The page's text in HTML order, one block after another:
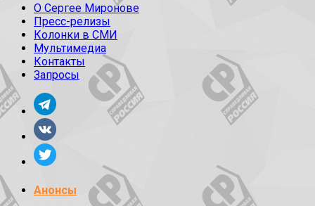
О Сергее Миронове
Пресс-релизы
Колонки в СМИ
Мультимедиа
Контакты
Запросы
Анонсы